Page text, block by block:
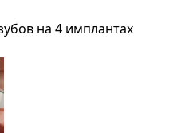
на 4 имплантах